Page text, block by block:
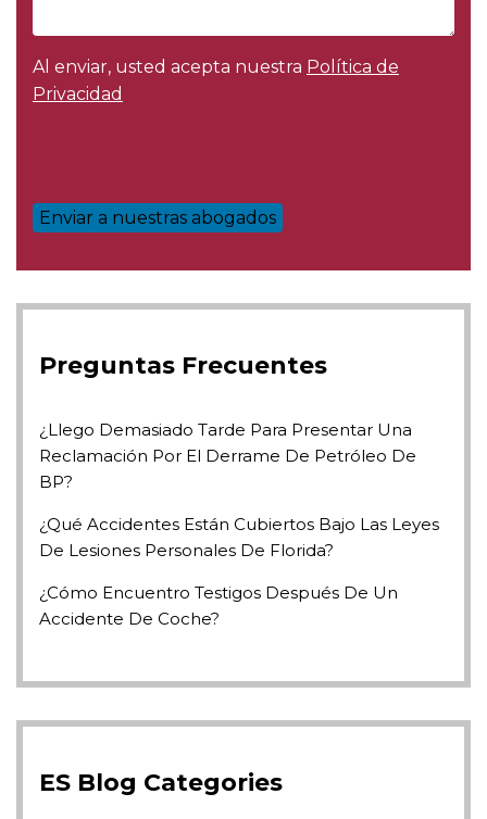
Al enviar, usted acepta nuestra Política de
Privacidad
Preguntas Frecuentes
¿Llego Demasiado Tarde Para Presentar Una
Reclamación Por El Derrame De Petróleo De
BP?
¿Qué Accidentes Están Cubiertos Bajo Las Leyes
De Lesiones Personales De Florida?
¿Cómo Encuentro Testigos Después De Un
Accidente De Coche?
ES Blog Categories